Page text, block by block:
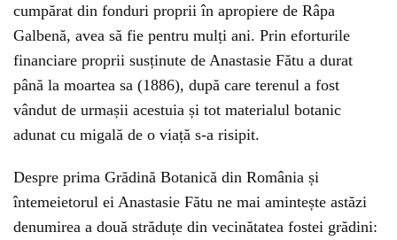
cumpărat din fonduri proprii în apropiere de Râpa
Galbenă, avea să fie pentru mulți ani. Prin eforturile
financiare proprii susținute de Anastasie Fătu a durat
până la moartea sa (1886), după care terenul a fost
vândut de urmașii acestuia și tot materialul botanic
adunat cu migală de o viață s-a risipit.
Despre prima Grădină Botanică din România și
întemeietorul ei Anastasie Fătu ne mai amintește astăzi
denumirea a două străduțe din vecinătatea fostei grădini: